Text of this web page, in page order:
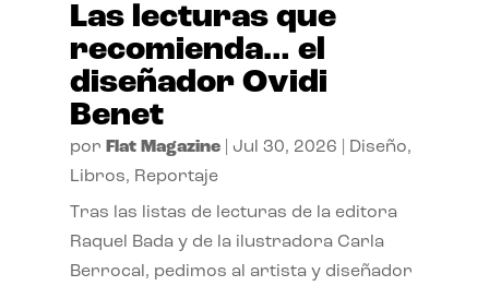
Las lecturas que
recomienda… el
diseñador Ovidi
Benet
por Flat Magazine| Jul 30, 2026 Diseño,
Libros, Reportaje
Tras las listas de lecturas de la editora
Raquel Bada y de la ilustradora Carla
Berrocal, pedimos al artista y diseñador